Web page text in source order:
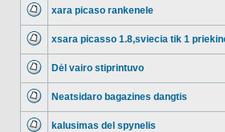
xara picaso rankenele
xsara picasso 1.8,sviecia tik 1
Dėl vairo stiprintuvo
Neatsidaro bagazines dangtis
kalusimas del spynelis